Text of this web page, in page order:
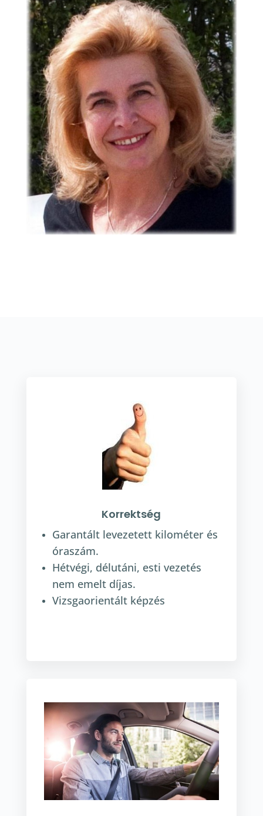
Korrektség
Garantált levezetett kilométer és
óraszám.
Hétvégi, délutáni, esti vezetés
nem emelt díjas.
Vizsgaorientált képzés